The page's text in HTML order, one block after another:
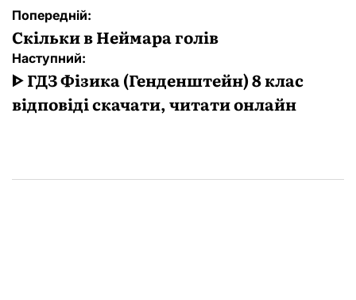
Навігація
записів
Попередній:
Скільки в Неймара голів
Наступний:
ᐈ ГДЗ Фізика (Генденштейн) 8 клас
відповіді скачати, читати онлайн